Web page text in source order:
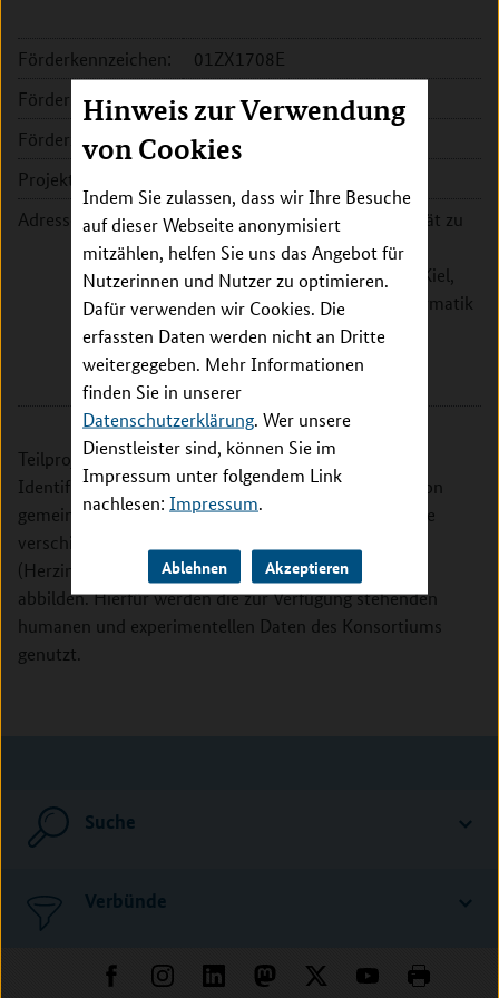
Hinweis zur Verwendung
von Cookies
Indem Sie zulassen, dass wir Ihre Besuche
auf dieser Webseite anonymisiert
mitzählen, helfen Sie uns das Angebot für
Nutzerinnen und Nutzer zu optimieren.
Dafür verwenden wir Cookies. Die
erfassten Daten werden nicht an Dritte
weitergegeben. Mehr Informationen
finden Sie in unserer
Datenschutzerklärung. Wer unsere
Dienstleister sind, können Sie im
Impressum unter folgendem Link
nachlesen: Impressum.
Ablehnen Akzeptieren
Förderkennzeichen:
01ZX1708E
Fördersumme:
75.402 EUR
Förderzeitraum:
2017 - 2019
Projektleitung:
Adresse:
Christian-Albrechts-Universität zu
Kiel, Universitätsklinikum
Schleswig-Holstein, Campus Kiel,
Institut für Medizinische Informatik
und Statistik
Brunswiker Str. 10
24105 Kiel
Teilprojekt 2 des coNfirm Konsortiums umfasst die
Identifizierung und bioinformatische Konstruktion von
gemeinsamen und distinkten Signalwegen, welche die
verschiedenen kardiovaskulären Erkrankungen
(Herzinsuffizient, Myokardinfarkt, Vorhofflimmern)
abbilden. Hierfür werden die zur Verfügung stehenden
humanen und experimentellen Daten des Konsortiums
genutzt.
Suche
Verbünde